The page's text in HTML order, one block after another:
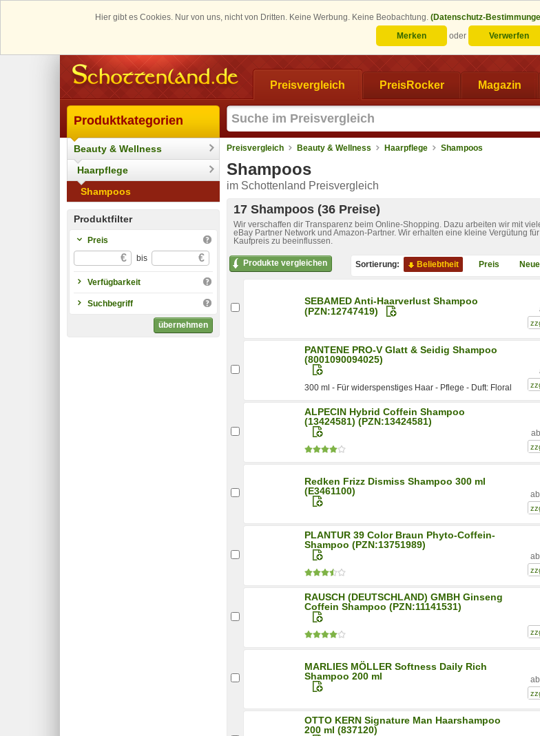
Hier gibt es Cookies. Nur von uns, nicht von Dritten. Keine Werbung. Keine Beobachtung. (Datenschutz-
Merken
oder Verwerfen
Preisvergleich PreisRocker Magazin
Produktkategorien
Beauty & Wellness
Haarpflege
Shampoos
Produktfilter
Preis
€ bis €
Verfügbarkeit
Suchbegriff
übernehmen
Preisvergleich Beauty & Wellness Haarpflege Shampoos
Shampoos
im Schottenland Preisvergleich
17 Shampoos (36 Preise)
Wir verschaffen dir Transparenz beim Online-Shopping. Dazu arbeiten wir mit
eBay Partner Network und Amazon-Partner. Wir erhalten eine kleine Vergütung
Kaufpreis zu beeinflussen.
Produkte vergleichen Sortierung: Beliebtheit Preis
SEBAMED Anti-Haarverlust Shampoo
(PZN:12747419)
PANTENE PRO-V Glatt & Seidig Shampoo
(8001090094025)
300 ml - Für widerspenstiges Haar - Pflege - Duft: Floral
ALPECIN Hybrid Coffein Shampoo
(13424581) (PZN:13424581)
ab
Redken Frizz Dismiss Shampoo 300 ml
(E3461100)
ab
PLANTUR 39 Color Braun Phyto-Coffein-
Shampoo (PZN:13751989)
ab
RAUSCH (DEUTSCHLAND) GMBH Ginseng
Coffein Shampoo (PZN:11141531)
MARLIES MÖLLER Softness Daily Rich
Shampoo 200 ml
ab
OTTO KERN Signature Man Haarshampoo
200 ml (837120)